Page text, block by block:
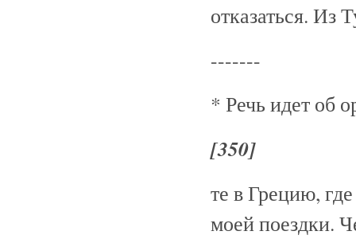
отказаться. Из
-------
* Речь идет об
[350]
те в Грецию,
моей поездки.